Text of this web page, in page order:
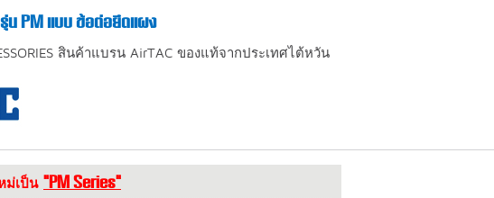
น PM แบบ ข้อต่อยึดแผง
สินค้าแบรน AirTAC ของแท้จากประเทศไต้หวัน
ม่เป็น "PM Series"